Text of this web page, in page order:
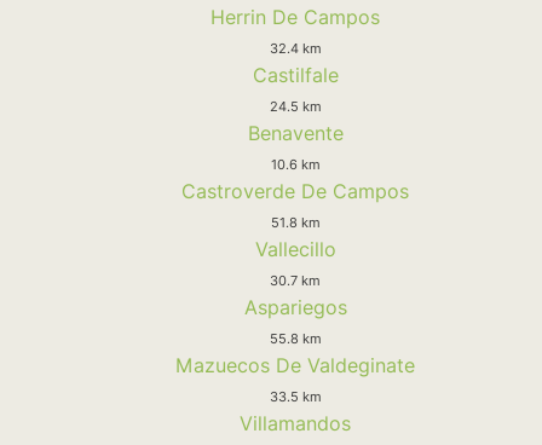
Herrin De Campos
32.4 km
Castilfale
24.5 km
Benavente
10.6 km
Castroverde De Campos
51.8 km
Vallecillo
30.7 km
Aspariegos
55.8 km
Mazuecos De Valdeginate
33.5 km
Villamandos